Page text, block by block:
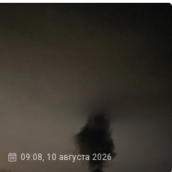
09:08, 10 августа 2026